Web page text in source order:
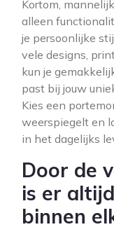
Kortom,
alleen
je persoonlijke
vele designs,
kun je
past bij jouw
Kies een
weerspiegelt en
in het dagelijks
Door de
is er
binnen